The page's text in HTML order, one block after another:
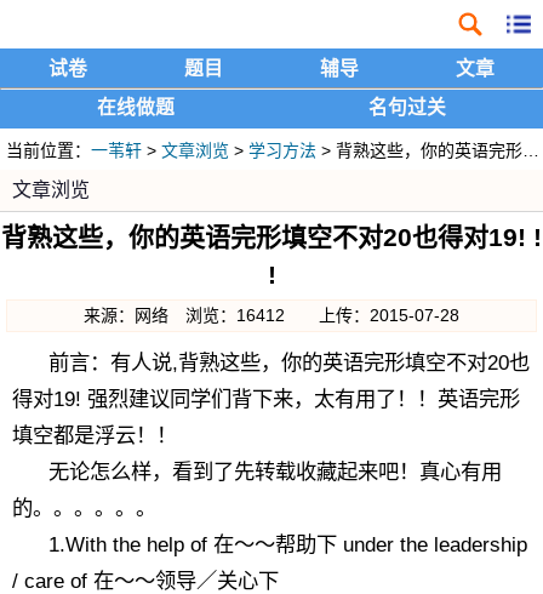
试卷 题目 辅导
文章
在线做题
名句过关
当前位置： 一苇轩 > 文章浏览 > 学习方法 > 背熟这些，你的英语完形填空不对20也得对19! ! !
文章浏览
背熟这些，你的英语完形填空不对20也得对19! !
!
来源：网络 浏览：16412 上传：2015-07-28
前言：有人说,背熟这些，你的英语完形填空不对20也
得对19! 强烈建议同学们背下来，太有用了！！英语完形
填空都是浮云！！
无论怎么样，看到了先转载收藏起来吧！真心有用
的。。。。。。
1.With the help of 在～～帮助下 under the leadership
/ care of 在～～领导／关心下